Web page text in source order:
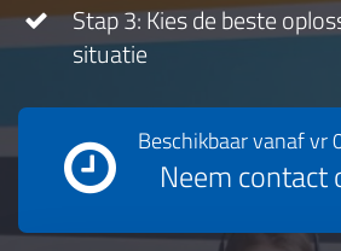
Stap 3: Kies de beste
situatie
Beschikbaar vanafvr
Neem contact